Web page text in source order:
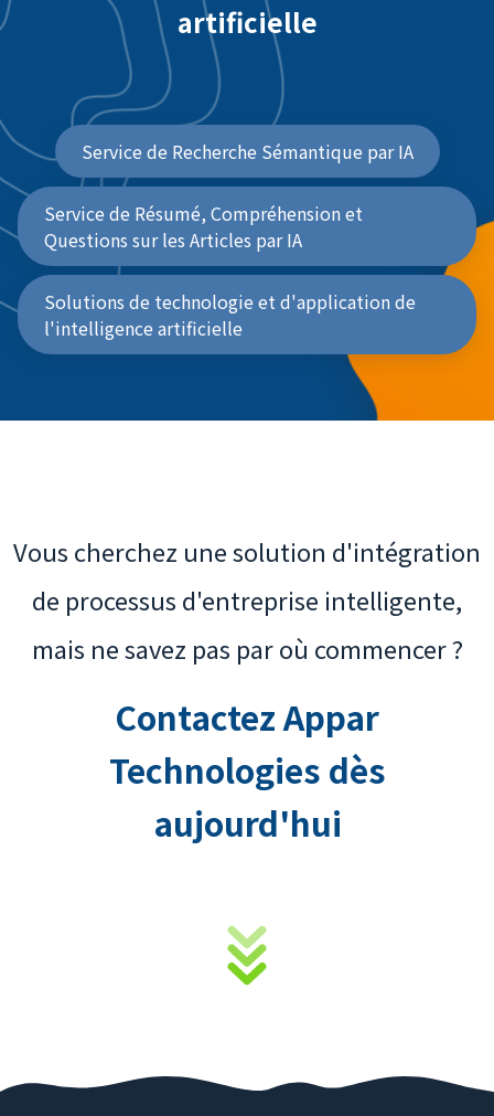
artificielle
Service de Recherche Sémantique par IA
Service de Résumé, Compréhension et
Questions sur les Articles par IA
Solutions de technologie et d'application de
l'intelligence artificielle
Vous cherchez une solution d'intégration
de processus d'entreprise intelligente,
mais ne savez pas par où commencer ?
Contactez Appar
Technologies dès
aujourd'hui